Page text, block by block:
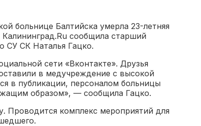
больнице Балтийска умерла 23-летняя
сообщила старший
СУ СК Наталья Гацко.
сети «Вконтакте». Друзья
в медучреждение с высокой
в публикации, персоналом больницы
образом», — сообщила Гацко.
Проводится комплекс мероприятий для